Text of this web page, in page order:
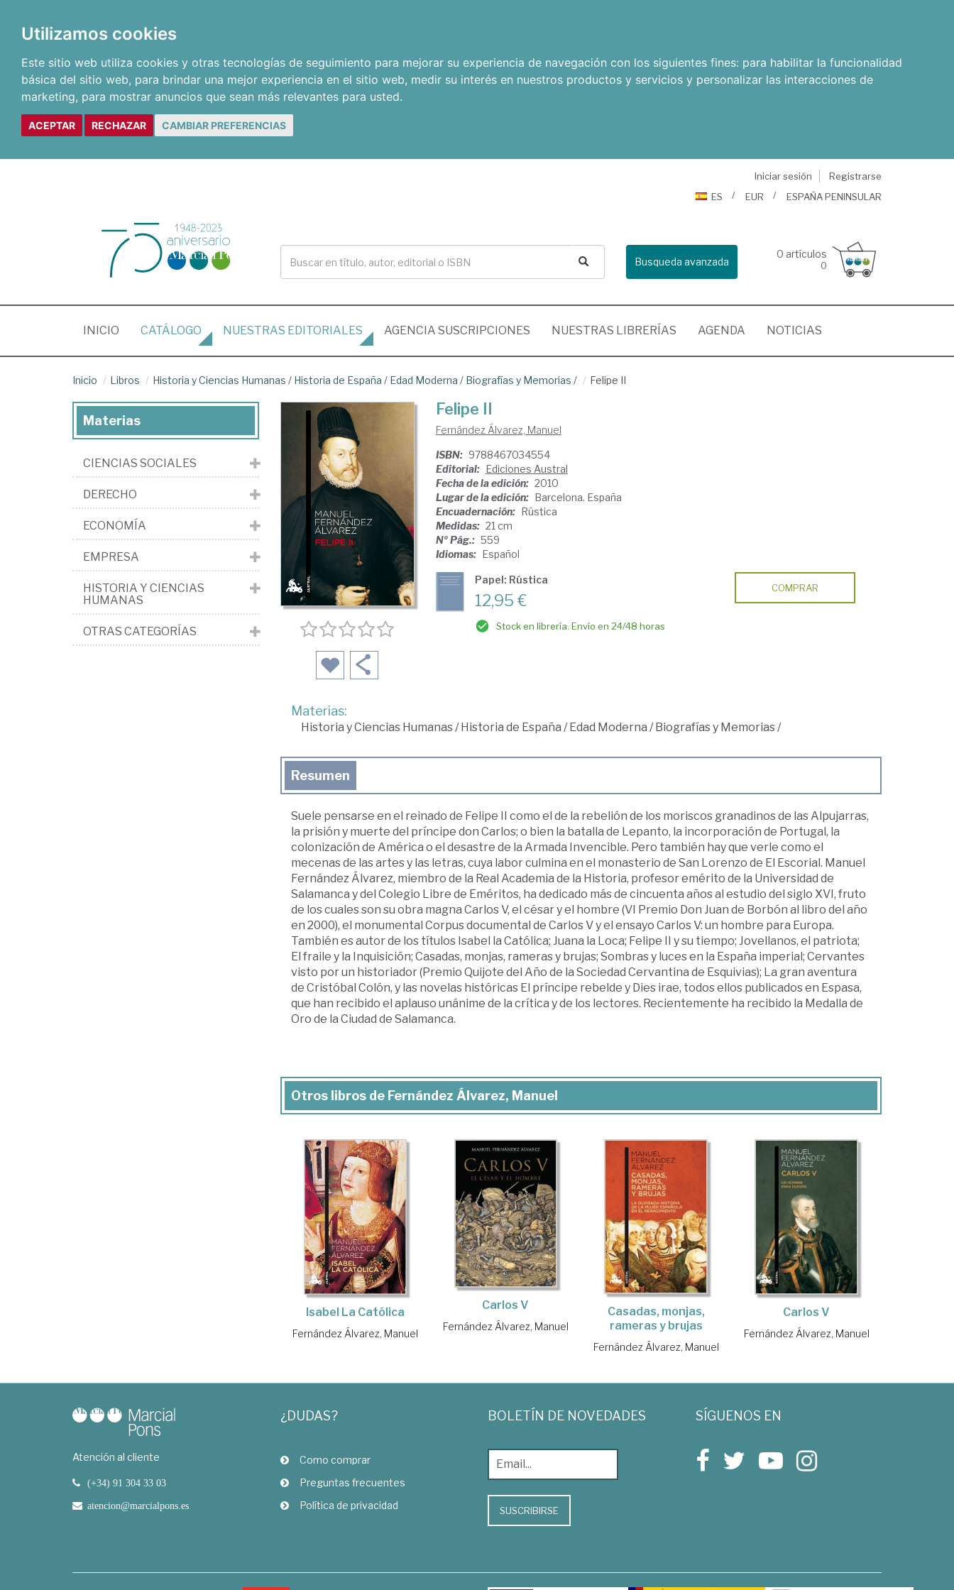
Utilizamos cookies
Este sitio web utiliza cookies y otras tecnologías de seguimiento para mejorar su experiencia de navegación con los siguientes fines: para habilitar la funcionalidad
básica del sitio web, para brindar una mejor experiencia en el sitio web, medir su interés en nuestros productos y servicios y personalizar las interacciones de
marketing, para mostrar anuncios que sean más relevantes para usted.
ACEPTAR RECHAZAR CAMBIAR PREFERENCIAS
Iniciar sesión
Registrarse
ES
EUR ESPAÑA PENINSULAR
Busqueda avanzada
0 artículos
0
INICIO (CURRENT)
CATÁLOGO NUESTRAS EDITORIALES AGENCIA SUSCRIPCIONES NUESTRAS LIBRERÍAS AGENDA NOTICIAS
Inicio Libros Historia y Ciencias Humanas / Historia de España / Edad Moderna / Biografías y Memorias / Felipe II
Felipe II
Fernández Álvarez, Manuel
ISBN: 9788467034554
Editorial: Ediciones Austral
Fecha de la edición: 2010
Lugar de la edición: Barcelona. España
Encuadernación: Rústica
Medidas: 21 cm
Nº Pág.: 559
Idiomas: Español
Papel: Rústica
12,95 €
Stock en librería. Envío en 24/48 horas
COMPRAR
Materias:
Historia y Ciencias Humanas/Historia de España /Edad Moderna /Biografías y Memorias/
Resumen
Suele pensarse en el reinado de Felipe II como el de la rebelión de los moriscos granadinos de las Alpujarras,
la prisión y muerte del príncipe don Carlos; o bien la batalla de Lepanto, la incorporación de Portugal, la
colonización de América o el desastre de la Armada Invencible. Pero también hay que verle como el
mecenas de las artes y las letras, cuya labor culmina en el monasterio de San Lorenzo de El Escorial. Manuel
Fernández Álvarez, miembro de la Real Academia de la Historia, profesor emérito de la Universidad de
Salamanca y del Colegio Libre de Eméritos, ha dedicado más de cincuenta años al estudio del siglo XVI, fruto
de los cuales son su obra magna Carlos V, el césar y el hombre (VI Premio Don Juan de Borbón al libro del año
en 2000), el monumental Corpus documental de Carlos V y el ensayo Carlos V: un hombre para Europa.
También es autor de los títulos Isabel la Católica; Juana la Loca; Felipe II y su tiempo; Jovellanos, el patriota;
El fraile y la Inquisición; Casadas, monjas, rameras y brujas; Sombras y luces en la España imperial; Cervantes
visto por un historiador (Premio Quijote del Año de la Sociedad Cervantina de Esquivias); La gran aventura
de Cristóbal Colón, y las novelas históricas El príncipe rebelde y Dies irae, todos ellos publicados en Espasa,
que han recibido el aplauso unánime de la crítica y de los lectores. Recientemente ha recibido la Medalla de
Oro de la Ciudad de Salamanca.
Otros libros de Fernández Álvarez, Manuel
Isabel La Católica
Fernández Álvarez, Manuel
Carlos V
Fernández Álvarez, Manuel
Casadas, monjas,
rameras y brujas
Fernández Álvarez, Manuel
Carlos V
Fernández Álvarez, Manuel
Materias
CIENCIAS SOCIALES
DERECHO
ECONOMÍA
EMPRESA
HISTORIA Y CIENCIAS
HUMANAS
OTRAS CATEGORÍAS
Atención al cliente
(+34) 91 304 33 03
atencion@marcialpons.es
¿DUDAS?
Como comprar
Preguntas frecuentes
Política de privacidad
BOLETÍN DE NOVEDADES
SUSCRIBIRSE
SÍGUENOS EN